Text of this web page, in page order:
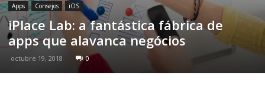
Apps Consejos iOS
iPlace Lab: a fantástica fábrica de
apps que alavanca negócios
octubre 19, 2018 0